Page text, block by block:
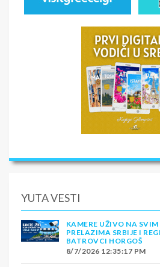
YUTA VESTI
KAMERE UŽIVO NA
PRELAZIMA SRBIJE I
BATROVCI HORGOŠ
8/7/2026 12:35:17 PM